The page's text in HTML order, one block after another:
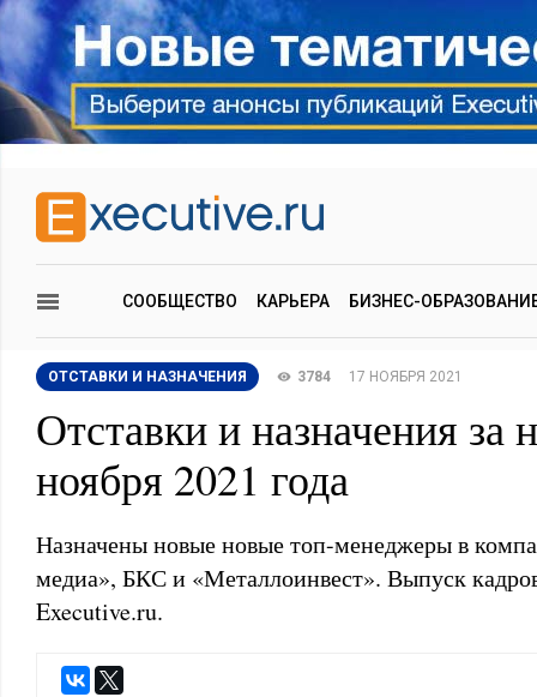
СООБЩЕСТВО КАРЬЕРА БИЗНЕС-
ОТСТАВКИ И НАЗНАЧЕНИЯ 3784 17 НОЯБРЯ 2021
Отставки и назначения за
ноября 2021 года
Назначены новые новые топ-менеджеры в
медиа», БКС и «Металлоинвест». Выпуск
Executive.ru.